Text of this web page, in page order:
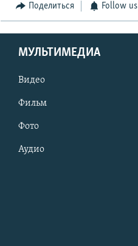
Поделиться Follow us
МУЛЬТИМЕДИА
Видео
Фильм
Фото
Аудио